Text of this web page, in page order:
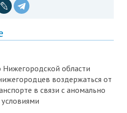
области
воздержаться от
в связи с аномально